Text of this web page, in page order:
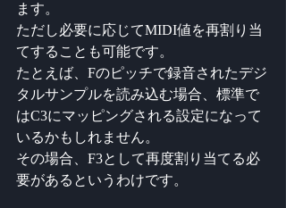
ます。
ただし必要に応じてMIDI値を再割り当
てすることも可能です。
たとえば、Fのピッチで録音されたデジ
タルサンプルを読み込む場合、標準で
はC3にマッピングされる設定になって
いるかもしれません。
その場合、F3として再度割り当てる必
要があるというわけです。